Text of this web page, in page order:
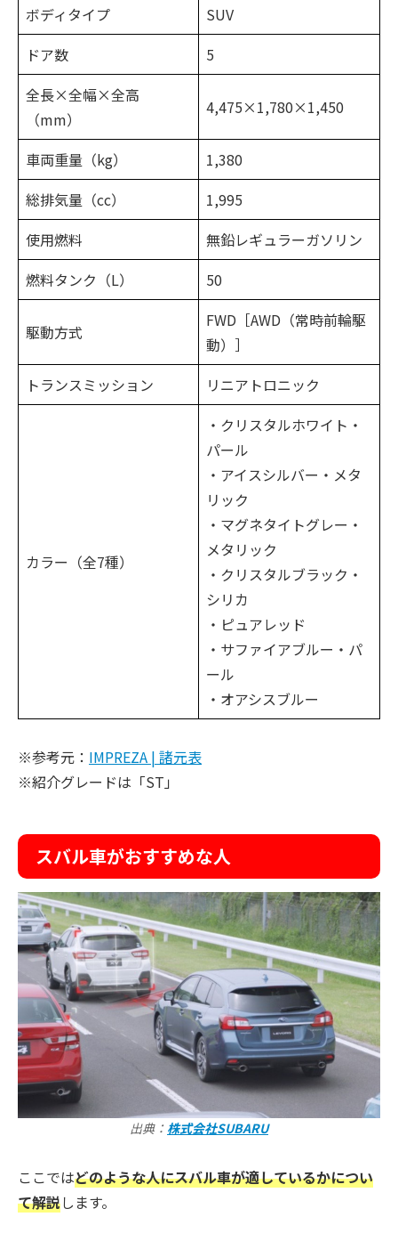
ボディタイプ
SUV
ドア数
5
全長×全幅×全高
（mm）
4,475×1,780×1,450
車両重量（kg）
1,380
総排気量（cc）
1,995
使用燃料
無鉛レギュラーガソリン
燃料タンク（L）
50
駆動方式
FWD［AWD（常時前輪駆
動）］
トランスミッション
リニアトロニック
カラー（全7種）
・クリスタルホワイト・
パール
・アイスシルバー・メタ
リック
・マグネタイトグレー・
メタリック
・クリスタルブラック・
シリカ
・ピュアレッド
・サファイアブルー・パ
ール
・オアシスブルー
※参考元： IMPREZA | 諸元表
※紹介グレードは「ST」
スバル車がおすすめな人
出典： 株式会社SUBARU
ここではどのような人にスバル車が適しているかについ
て解説します。